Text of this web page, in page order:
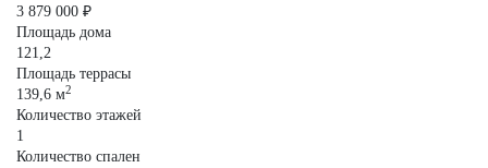
3 879 000 ₽
Площадь дома
121,2
Площадь террасы
139,6 м2
Количество этажей
1
Количество спален